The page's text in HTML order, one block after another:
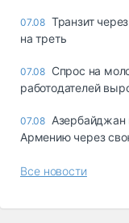
07.08 Транзит
на треть
07.08 Спрос на
работодателей
07.08 Азербайджан
Армению через
Все новости